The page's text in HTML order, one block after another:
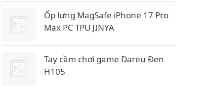
Ốp lưng MagSafe iPhone 17 Pro
Max PC TPU JINYA
Tay cầm chơi game Dareu Đen
H105